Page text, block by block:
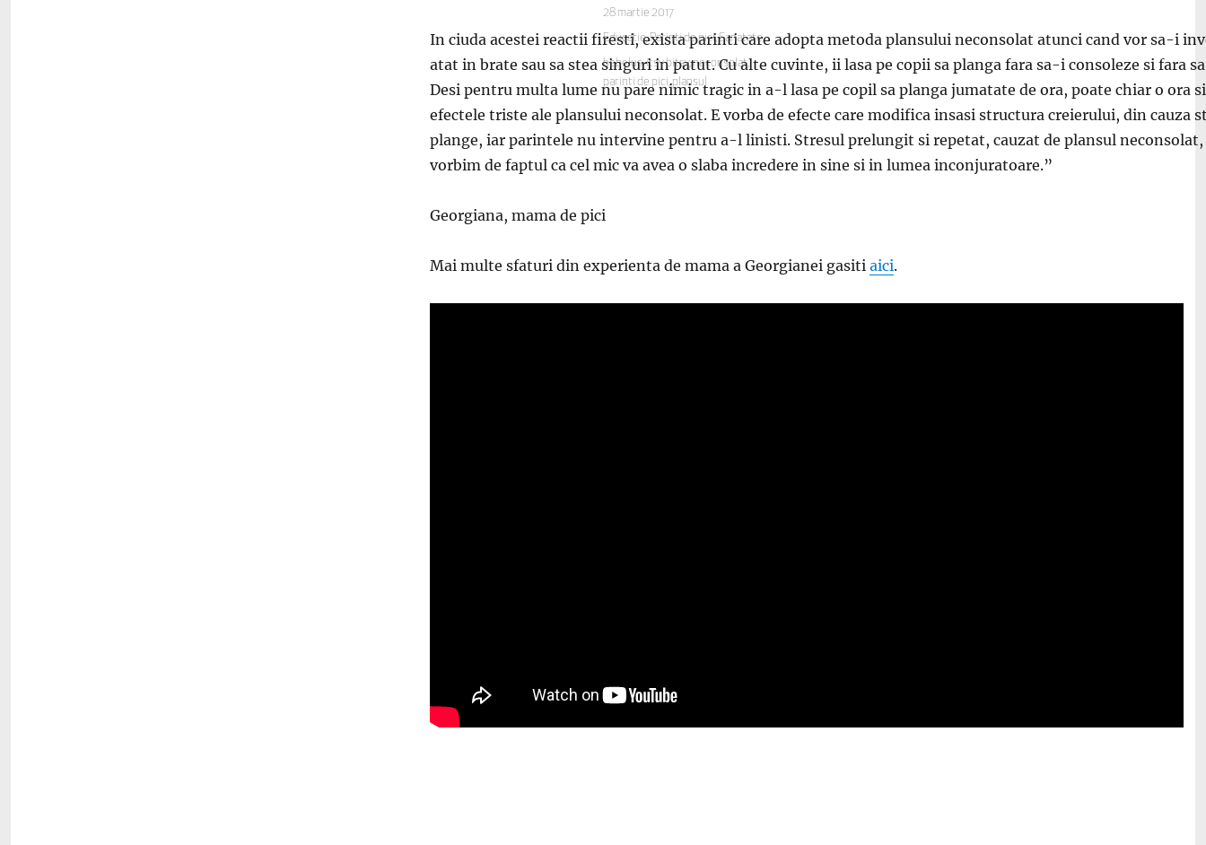
In ciuda acestei reactii firesti, exista parinti care adopta metoda plansului neconsolat atunci cand vor sa-i
atat in brate sau sa stea singuri in patut. Cu alte cuvinte, ii lasa pe copii sa planga fara sa-i consoleze si fara
Desi pentru multa lume nu pare nimic tragic in a-l lasa pe copil sa planga jumatate de ora, poate chiar o ora
efectele triste ale plansului neconsolat. E vorba de efecte care modifica insasi structura creierului, din cauza
plange, iar parintele nu intervine pentru a-l linisti. Stresul prelungit si repetat, cauzat de plansul
vorbim de faptul ca cel mic va avea o slaba incredere in sine si in lumea inconjuratoare.”
Georgiana, mama de pici
Mai multe sfaturi din experienta de mama a Georgianei gasiti aici.
Publicat
pe
28 martie 2017
Categorii
Educatie,Parinti de pici,Sanatate
Etichete
bebelus,itsy bitsy,neconsolat,
parinti de pici,plansul